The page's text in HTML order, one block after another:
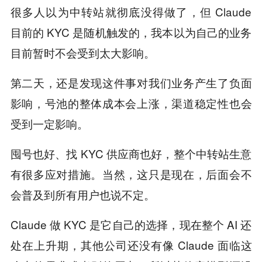
很多人以为中转站就彻底没得做了，但 Claude
目前的 KYC 是随机触发的，我本以为自己的业务
目前暂时不会受到太大影响。
第二天，还是发现这件事对我们业务产生了负面
影响，号池的整体成本会上涨，渠道稳定性也会
受到一定影响。
囤号也好、找 KYC 供应商也好，整个中转站生意
有很多应对措施。当然，这只是现在，后面会不
会普及到所有用户也说不定。
Claude 做 KYC 是它自己的选择，现在整个 AI 还
处在上升期，其他公司还没有像 Claude 面临这